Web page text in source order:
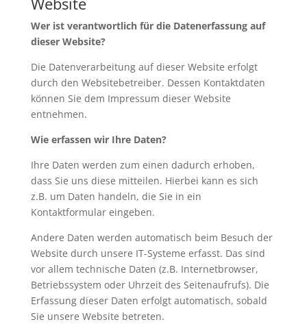
Wer ist verantwortlich für die Datenerfassung auf
dieser Website?
Die Datenverarbeitung auf dieser Website erfolgt
durch den Websitebetreiber. Dessen Kontaktdaten
können Sie dem Impressum dieser Website
entnehmen.
Wie erfassen wir Ihre Daten?
Ihre Daten werden zum einen dadurch erhoben,
dass Sie uns diese mitteilen. Hierbei kann es sich
z.B. um Daten handeln, die Sie in ein
Kontaktformular eingeben.
Andere Daten werden automatisch beim Besuch der
Website durch unsere IT-Systeme erfasst. Das sind
vor allem technische Daten (z.B. Internetbrowser,
Betriebssystem oder Uhrzeit des Seitenaufrufs). Die
Erfassung dieser Daten erfolgt automatisch, sobald
Sie unsere Website betreten.